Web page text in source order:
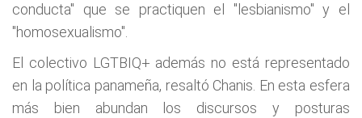
conducta" que se practiquen el "lesbianismo" y el
"homosexualismo".
El colectivo LGTBIQ+ además no está representado
en la política panameña, resaltó Chanis. En esta esfera
más bien abundan los discursos y posturas